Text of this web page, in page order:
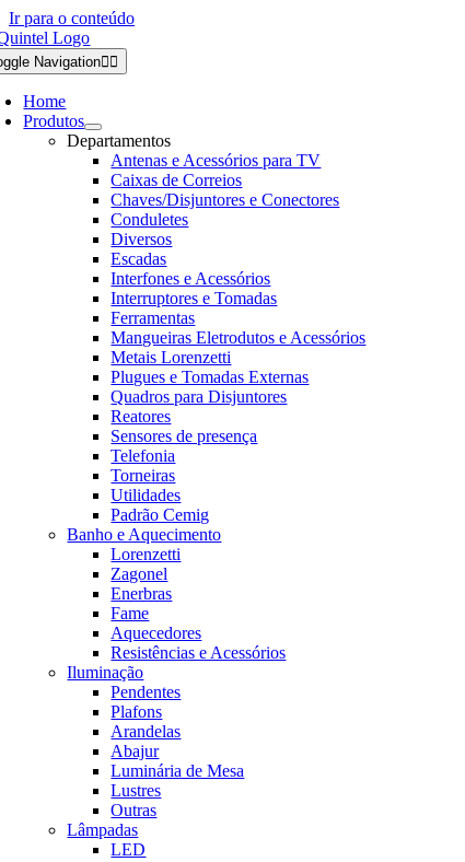
Ir para o conteúdo
Navigation
Home
Produtos
Departamentos
Antenas e Acessórios para TV
Caixas de Correios
Chaves/Disjuntores e Conectores
Conduletes
Diversos
Escadas
Interfones e Acessórios
Interruptores e Tomadas
Ferramentas
Mangueiras Eletrodutos e Acessórios
Metais Lorenzetti
Plugues e Tomadas Externas
Quadros para Disjuntores
Reatores
Sensores de presença
Telefonia
Torneiras
Utilidades
Padrão Cemig
Banho e Aquecimento
Lorenzetti
Zagonel
Enerbras
Fame
Aquecedores
Resistências e Acessórios
Iluminação
Pendentes
Plafons
Arandelas
Abajur
Luminária de Mesa
Lustres
Outras
Lâmpadas
LED